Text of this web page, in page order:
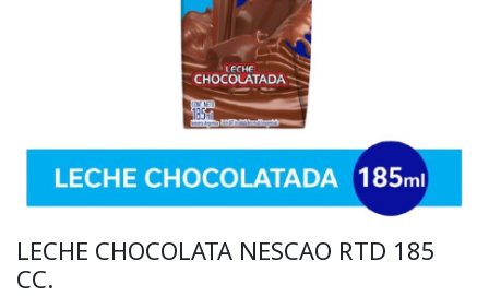
LECHE CHOCOLATA NESCAO RTD 185
CC.